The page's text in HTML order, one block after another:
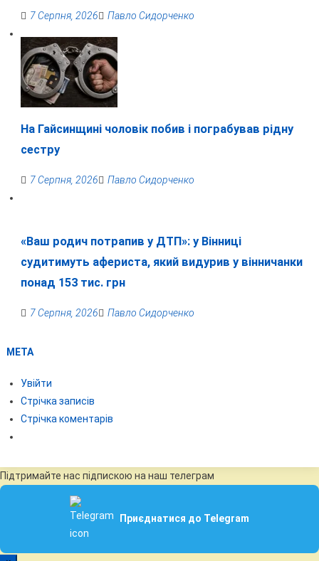
7 Серпня, 2026 Павло Сидорченко
На Гайсинщині чоловік побив і пограбував рідну
сестру
7 Серпня, 2026 Павло Сидорченко
«Ваш родич потрапив у ДТП»: у Вінниці
судитимуть афериста, який видурив у вінничанки
понад 153 тис. грн
7 Серпня, 2026 Павло Сидорченко
МЕТА
Увійти
Стрічка записів
Стрічка коментарів
Підтримайте нас підпискою на наш телеграм
Приєднатися до Telegram